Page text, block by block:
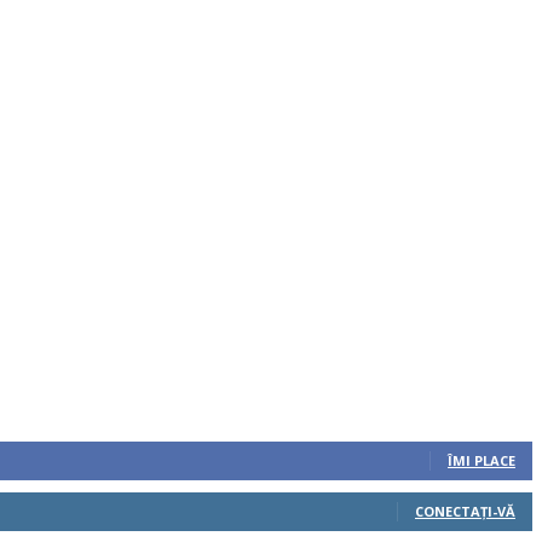
ÎMI PLACE
CONECTAȚI-VĂ